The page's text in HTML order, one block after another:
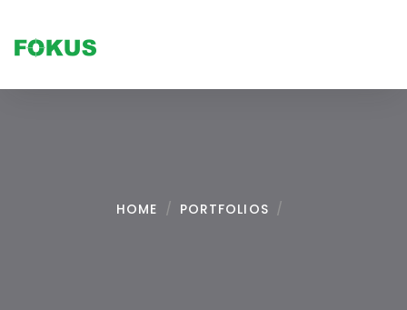
HOME / PORTFOLIOS /